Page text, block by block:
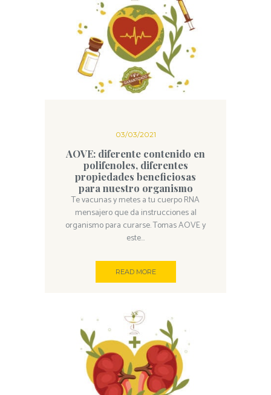
03/03/2021
AOVE: diferente contenido en
polifenoles, diferentes
propiedades beneficiosas
para nuestro organismo
Te vacunas y metes a tu cuerpo RNA
mensajero que da instrucciones al
organismo para curarse. Tomas AOVE y
este...
READ MORE